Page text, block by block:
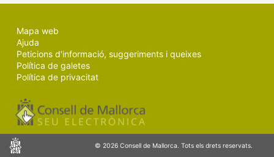
Mapa web
Ajuda
Peticions d'informació, suggeriments i queixes
Política de galetes
Política de privacitat
Consell
© 2026 Consell de Mallorca. Tots els drets reservats.